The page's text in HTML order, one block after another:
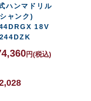
ハンマドリル
ャンク)
18V
円(税込)